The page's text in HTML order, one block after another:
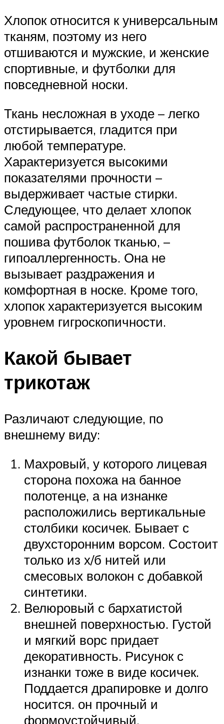
Хлопок относится к универсальным
тканям, поэтому из него
отшиваются и мужские, и женские
спортивные, и футболки для
повседневной носки.
Ткань несложная в уходе – легко
отстирывается, гладится при
любой температуре.
Характеризуется высокими
показателями прочности –
выдерживает частые стирки.
Следующее, что делает хлопок
самой распространенной для
пошива футболок тканью, –
гипоаллергенность. Она не
вызывает раздражения и
комфортная в носке. Кроме того,
хлопок характеризуется высоким
уровнем гигроскопичности.
Какой бывает
трикотаж
Различают следующие, по
внешнему виду:
Махровый, у которого лицевая
сторона похожа на банное
полотенце, а на изнанке
расположились вертикальные
столбики косичек. Бывает с
двухсторонним ворсом. Состоит
только из х/б нитей или
смесовых волокон с добавкой
синтетики.
Велюровый с бархатистой
внешней поверхностью. Густой
и мягкий ворс придает
декоративность. Рисунок с
изнанки тоже в виде косичек.
Поддается драпировке и долго
носится. он прочный и
формоустойчивый.